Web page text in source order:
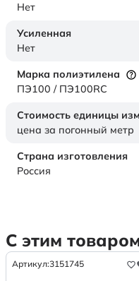
Нет
Усиленная
Нет
Марка полиэтилена
ПЭ100 / ПЭ100RC
Стоимость единицы
цена за погонный метр
Страна изготовления
Россия
С этим
Артикул:3151745